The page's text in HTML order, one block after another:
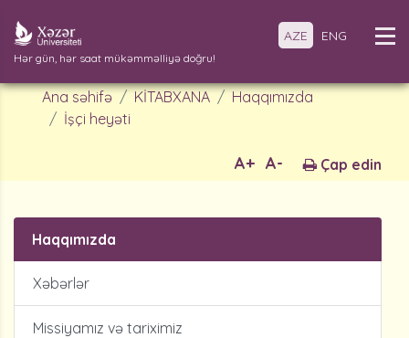
Hər gün, hər saat mükəmməlliyə doğru!
AZE ENG
Ana səhifə KİTABXANA
Haqqımızda
İşçi heyəti
Çap edin
A-
A+
Haqqımızda
Xəbərlər
Missiyamız və tariximiz